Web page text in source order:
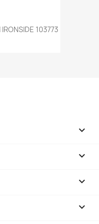
103773



keyboard_arrow_down